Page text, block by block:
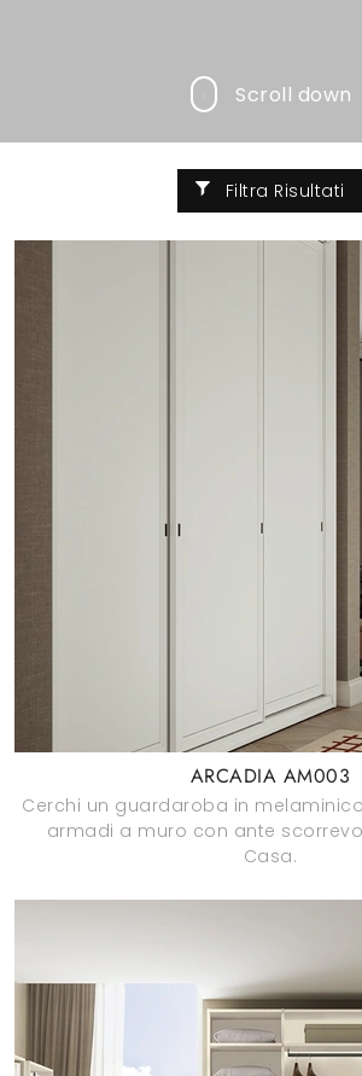
Scroll down
Filtra Risultati
ARCADIA AM003
Cerchi un guardaroba in
armadi a muro con ante
Casa.